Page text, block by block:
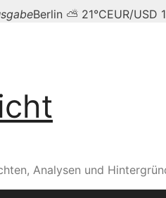
Berlin ⛅ 21°CEUR/USD
Analysen und